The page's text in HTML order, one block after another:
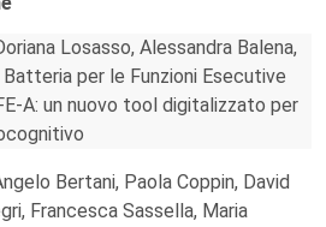
Losasso, Alessandra Balena,
Batteria per le Funzioni Esecutive
A: un nuovo tool digitalizzato per
Bertani, Paola Coppin, David
Francesca Sassella, Maria